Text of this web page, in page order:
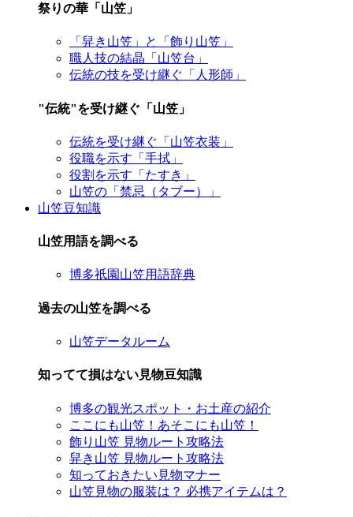
祭りの華「山笠」
「舁き山笠」と「飾り山笠」
職人技の結晶「山笠台」
伝統の技を受け継ぐ「人形師」
"伝統"を受け継ぐ「山笠」
伝統を受け継ぐ「山笠衣装」
役職を示す「手拭」
役割を示す「たすき」
山笠の「禁忌（タブー）」
山笠豆知識
山笠用語を調べる
博多祇園山笠用語辞典
過去の山笠を調べる
山笠データルーム
知ってて損はない見物豆知識
博多の観光スポット・お土産の紹介
ここにも山笠！あそこにも山笠！
飾り山笠 見物ルート攻略法
舁き山笠 見物ルート攻略法
知っておきたい見物マナー
山笠見物の服装は？ 必携アイテムは？